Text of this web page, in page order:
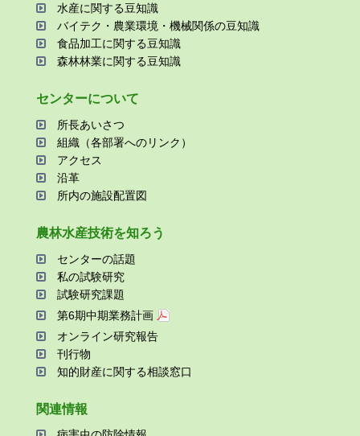
⽔産に関する⾖知識
バイテク・農業環境・機械関係の⾖知識
⾷品加⼯に関する⾖知識
森林林業に関する⾖知識
センターについて
所⻑あいさつ
組織（各部署へのリンク）
アクセス
沿⾰
所内の施設配置図
農林⽔産技術を知ろう
センターの話題
私の試験研究
試験研究課題
第6期中期業務計画
オンライン研究報告
刊⾏物
知的財産に関する相談窓⼝
関連情報